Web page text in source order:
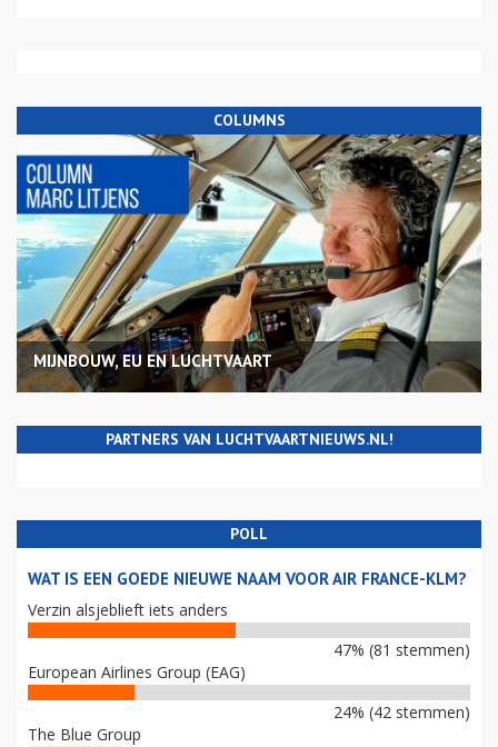
COLUMNS
MIJNBOUW, EU EN LUCHTVAART
PARTNERS VAN LUCHTVAARTNIEUWS.NL!
POLL
WAT IS EEN GOEDE NIEUWE NAAM VOOR AIR FRANCE-KLM?
Verzin alsjeblieft iets anders
47% (81 stemmen)
European Airlines Group (EAG)
24% (42 stemmen)
The Blue Group